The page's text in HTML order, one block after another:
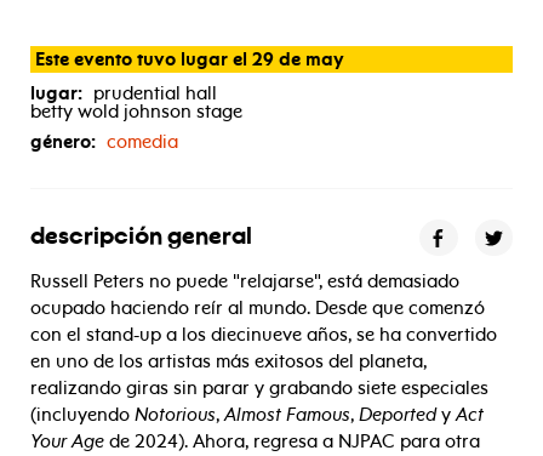
Este evento tuvo lugar el 29 de may
lugar: prudential hall
betty wold johnson stage
género: comedia
descripción general
Russell Peters no puede "relajarse", está demasiado
ocupado haciendo reír al mundo. Desde que comenzó
con el stand-up a los diecinueve años, se ha convertido
en uno de los artistas más exitosos del planeta,
realizando giras sin parar y grabando siete especiales
(incluyendo Notorious,Almost Famous, DeportedyAct
Your Age de 2024). Ahora, regresa a NJPAC para otra